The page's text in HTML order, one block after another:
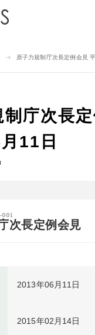
原子力規制庁次長定例会見
制庁次長
11日
次長定例会見
2013年06月11日
2015年02月14日